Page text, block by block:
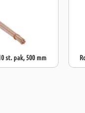
st. pak, 500 mm